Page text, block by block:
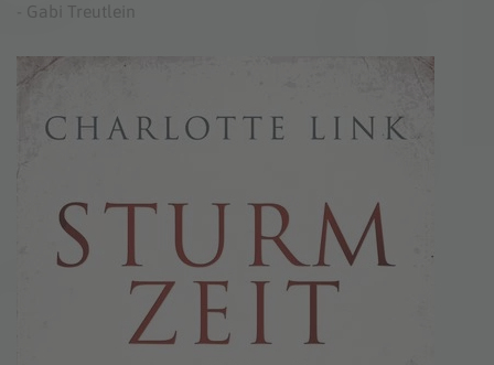
- Gabi Treutlein